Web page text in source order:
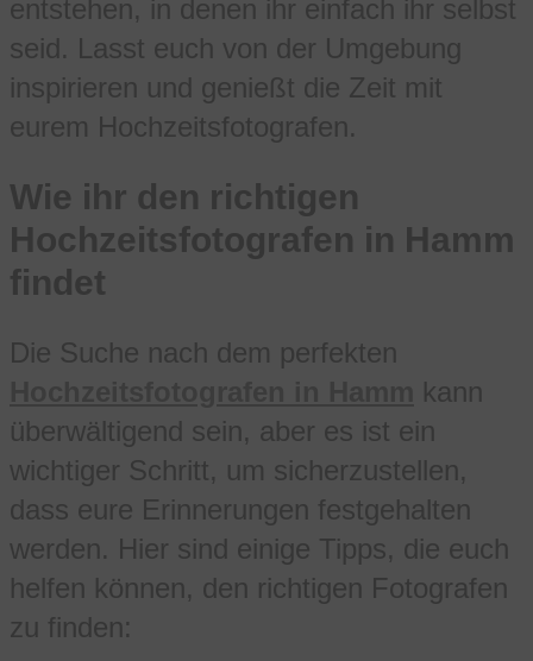
entstehen, in denen ihr einfach ihr selbst
seid. Lasst euch von der Umgebung
inspirieren und genießt die Zeit mit
eurem Hochzeitsfotografen.
Wie ihr den richtigen
Hochzeitsfotografen in Hamm
findet
Die Suche nach dem perfekten
kann
überwältigend sein, aber es ist ein
wichtiger Schritt, um sicherzustellen,
dass eure Erinnerungen festgehalten
werden. Hier sind einige Tipps, die euch
helfen können, den richtigen Fotografen
zu finden: